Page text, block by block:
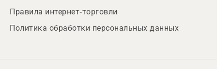
Правила интернет-торговли
Политика обработки персональных данных